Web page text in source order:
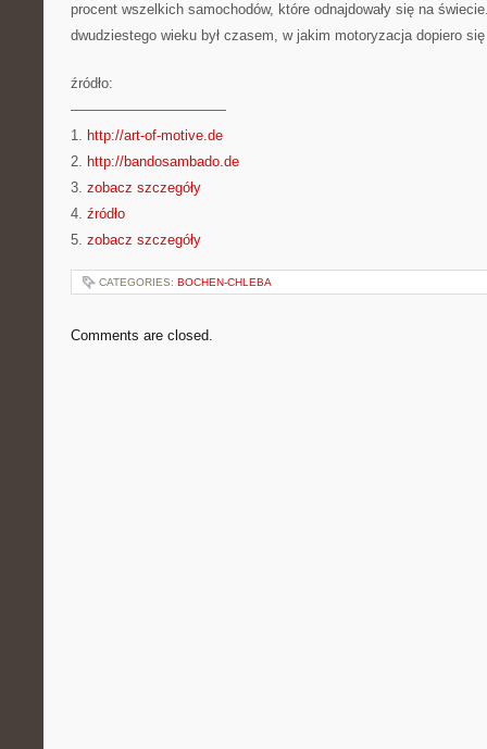
procent wszelkich samochodów, które odnajdowały się na
dwudziestego wieku był czasem, w jakim motoryzacja dopiero się
źródło:
———————————
1. http://art-of-motive.de
2. http://bandosambado.de
3. zobacz szczegóły
4. źródło
5. zobacz szczegóły
CATEGORIES: BOCHEN-CHLEBA
Comments are closed.